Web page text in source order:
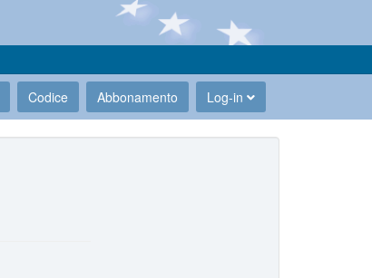
Codice Abbonamento Log-in